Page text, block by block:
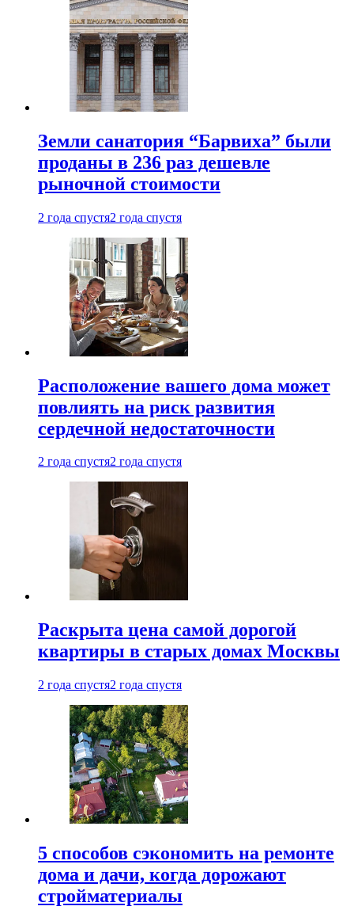
Земли санатория “Барвиха” были
проданы в 236 раз дешевле
рыночной стоимости
2 года спустя2 года спустя
Расположение вашего дома может
повлиять на риск развития
сердечной недостаточности
2 года спустя2 года спустя
Раскрыта цена самой дорогой
квартиры в старых домах Москвы
2 года спустя2 года спустя
5 способов сэкономить на ремонте
дома и дачи, когда дорожают
стройматериалы